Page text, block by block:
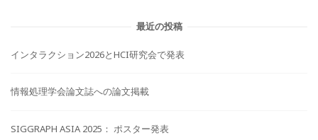
最近の投稿
インタラクション2026とHCI研究会で発表
情報処理学会論文誌への論文掲載
SIGGRAPH ASIA 2025： ポスター発表